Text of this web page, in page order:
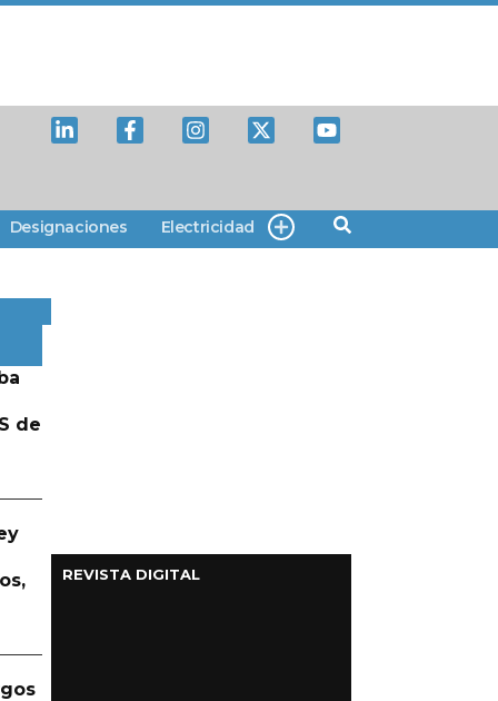
Designaciones Electricidad
de
REVISTA DIGITAL